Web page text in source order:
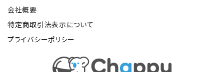
会社概要
特定商取引法表示について
プライバシーポリシー